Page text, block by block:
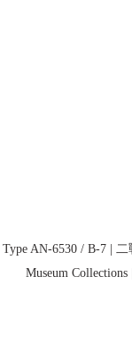
Type AN-6530 / B-7 |
Museum